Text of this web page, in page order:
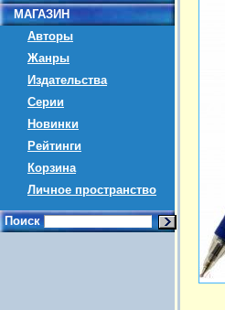
МАГАЗИН
Авторы
Жанры
Издательства
Серии
Новинки
Рейтинги
Корзина
Личное пространство
Поиск